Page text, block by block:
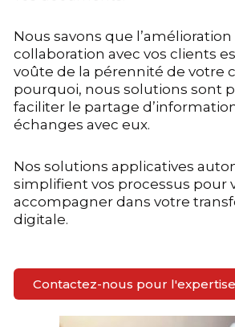
Nous savons que l’amélioration
collaboration avec vos clients
voûte de la pérennité de votre
pourquoi, nous solutions sont
faciliter le partage
échanges avec eux.
Nos solutions applicatives
simplifient vos processus pour
accompagner dans votre
digitale.
Contactez-nous pour